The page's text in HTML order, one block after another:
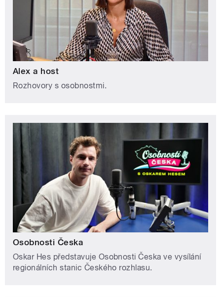
Alex a host
Rozhovory s osobnostmi.
Osobnosti Česka
Oskar Hes představuje Osobnosti Česka ve vysílání
regionálních stanic Českého rozhlasu.